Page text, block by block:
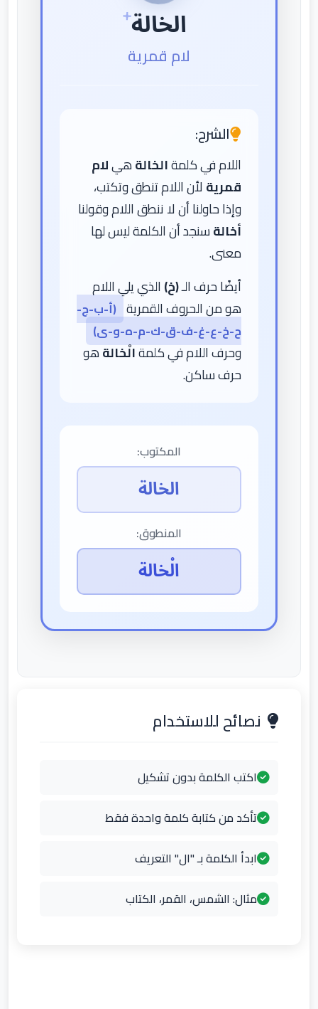
الخالة
لام قمرية
الشرح:
اللام في كلمةالخالةهيلام
قمريةلأن اللام تنطق وتكتب،
وإذا حاولنا أن لا ننطق اللام وقولنا
أخالةسنجد أن الكلمة ليس لها
معنى.
أيضًا حرف الـ(خ)الذي يلي اللام
هو من الحروف القمرية (أ-ب-ج-
ح-خ-ع-غ-ف-ق-ك-م-ه-و-ى)
وحرف اللام في كلمةالْخالةهو
حرف ساكن.
المكتوب:
الخالة
المنطوق:
الْخالة
نصائح للاستخدام
اكتب الكلمة بدون تشكيل
تأكد من كتابة كلمة واحدة فقط
ابدأ الكلمة بـ "ال" التعريف
مثال: الشمس، القمر، الكتاب